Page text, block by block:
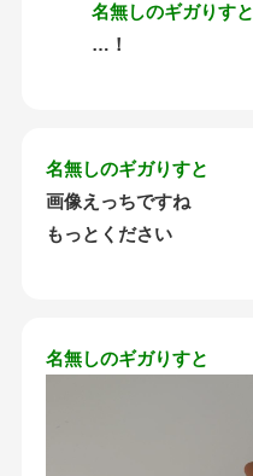
名無しのギガりすと
…！
名無しのギガりすと
画像えっちですね
もっとください
名無しのギガりすと